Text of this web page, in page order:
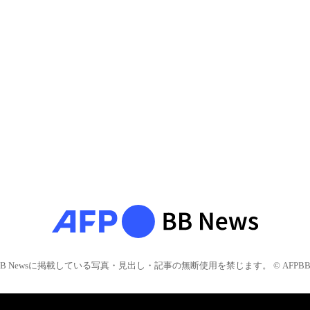
Newsに掲載している写真・見出し・記事の無断使用を禁じます。 © AFPBB